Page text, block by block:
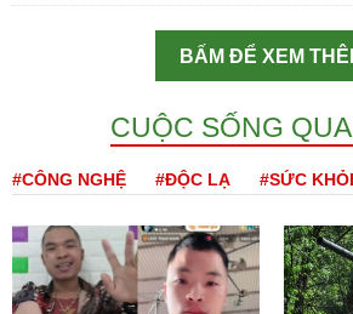
BẤM ĐỂ XEM
CUỘC SỐNG
#CÔNG NGHỆ #ĐỘC LẠ #SỨC